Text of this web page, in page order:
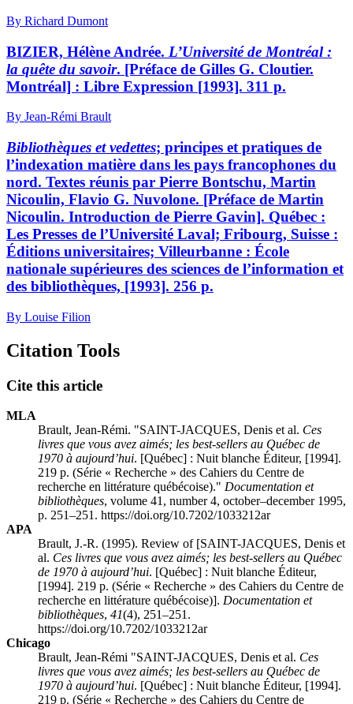
By Richard Dumont
BIZIER, Hélène Andrée. L’Université de Montréal :
la quête du savoir. [Préface de Gilles G. Cloutier.
Montréal] : Libre Expression [1993]. 311 p.
By Jean-Rémi Brault
Bibliothèques et vedettes; principes et pratiques de
l’indexation matière dans les pays francophones du
nord. Textes réunis par Pierre Bontschu, Martin
Nicoulin, Flavio G. Nuvolone. [Préface de Martin
Nicoulin. Introduction de Pierre Gavin]. Québec :
Les Presses de l’Université Laval; Fribourg, Suisse :
Éditions universitaires; Villeurbanne : École
nationale supérieures des sciences de l’information et
des bibliothèques, [1993]. 256 p.
By Louise Filion
Citation Tools
Cite this article
MLA
Brault, Jean-Rémi. "SAINT-JACQUES, Denis et al. Ces
livres que vous avez aimés; les best-sellers au Québec de
1970 à aujourd’hui. [Québec] : Nuit blanche Éditeur, [1994].
219 p. (Série « Recherche » des Cahiers du Centre de
recherche en littérature québécoise)." Documentation et
bibliothèques, volume 41, number 4, october–december 1995,
p. 251–251. https://doi.org/10.7202/1033212ar
APA
Brault, J.-R. (1995). Review of [SAINT-JACQUES, Denis et
al. Ces livres que vous avez aimés; les best-sellers au Québec
de 1970 à aujourd’hui. [Québec] : Nuit blanche Éditeur,
[1994]. 219 p. (Série « Recherche » des Cahiers du Centre de
recherche en littérature québécoise)]. Documentation et
bibliothèques, 41(4), 251–251.
https://doi.org/10.7202/1033212ar
Chicago
Brault, Jean-Rémi "SAINT-JACQUES, Denis et al. Ces
livres que vous avez aimés; les best-sellers au Québec de
1970 à aujourd’hui. [Québec] : Nuit blanche Éditeur, [1994].
219 p. (Série « Recherche » des Cahiers du Centre de